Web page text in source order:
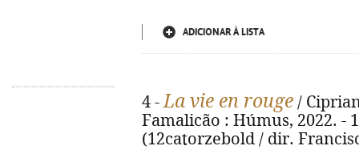
ADICIONAR À LISTA
4 -La vie en rouge /
Famalicão : Húmus, 2022. -
(12catorzebold / dir.